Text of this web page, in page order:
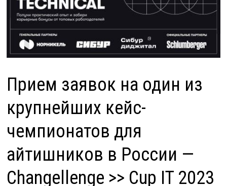
Прием заявок на один из
крупнейших кейс-
чемпионатов для
айтишников в России —
Changellenge >> Cup IT 2023